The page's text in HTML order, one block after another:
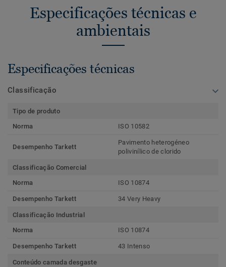
Especificações técnicas e
ambientais
Especificações técnicas
Classificação
Tipo de produto
Norma
ISO 10582
Desempenho Tarkett
Pavimento heterogéneo
polivinílico de clorido
Classificação Comercial
Norma
ISO 10874
Desempenho Tarkett 34 Very Heavy
Classificação Industrial
Norma
ISO 10874
Desempenho Tarkett 43 Intenso
Conteúdo camada desgaste